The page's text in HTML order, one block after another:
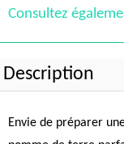
Consultez
Description
Envie de préparer